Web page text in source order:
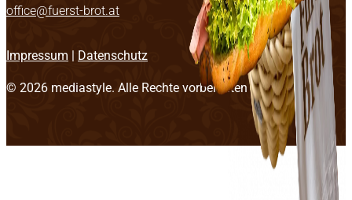
office@fuerst-brot.at
Impressum | Datenschutz
© 2026 mediastyle. Alle Rechte vorbehalten